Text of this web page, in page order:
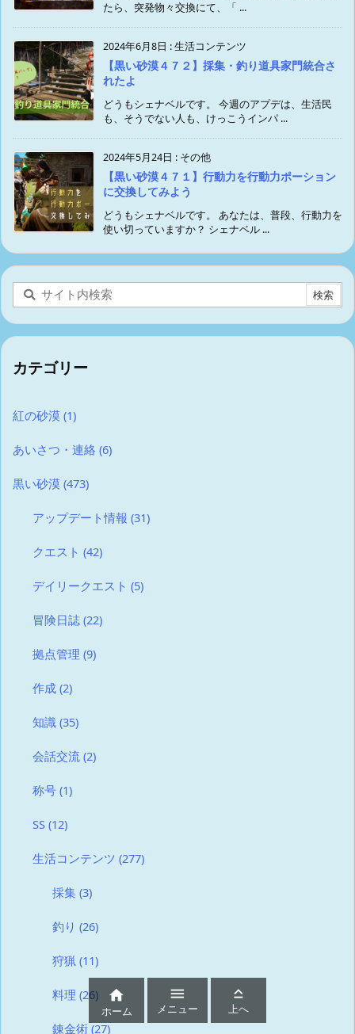
たら、突発物々交換にて、「 ...
2024年6月8日 :生活コンテンツ
【黒い砂漠４７２】採集・釣り道具家門統合さ
れたよ
どうもシェナベルです。 今週のアプデは、生活民
も、そうでない人も、けっこうインパ ...
2024年5月24日 : その他
【黒い砂漠４７１】行動力を行動力ポーション
に交換してみよう
どうもシェナベルです。 あなたは、普段、行動力を
使い切っていますか？ シェナベル ...
カテゴリー
紅の砂漠 (1)
あいさつ・連絡 (6)
黒い砂漠 (473)
アップデート情報 (31)
クエスト (42)
デイリークエスト (5)
冒険日誌 (22)
拠点管理 (9)
作成 (2)
知識 (35)
会話交流 (2)
称号 (1)
SS (12)
生活コンテンツ (277)
採集 (3)
釣り (26)
狩猟 (11)
料理 (26)
錬金術(27)

ホーム

メニュー

上へ